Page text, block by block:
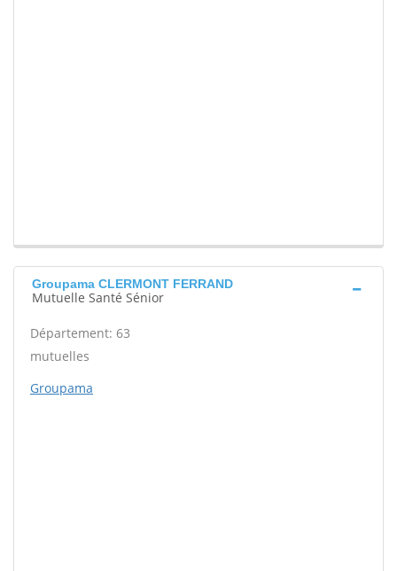
Groupama CLERMONT FERRAND
Mutuelle Santé Sénior
Département: 63
mutuelles
Groupama